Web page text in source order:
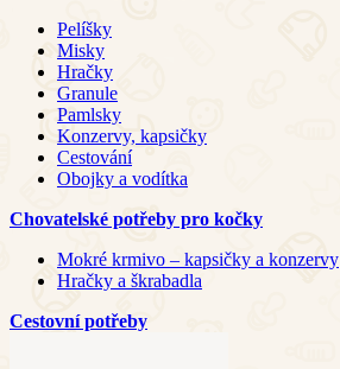
Pelíšky
Misky
Hračky
Granule
Pamlsky
Konzervy, kapsičky
Cestování
Obojky a vodítka
Chovatelské potřeby pro kočky
Mokré krmivo – kapsičky a konzervy
Hračky a škrabadla
Cestovní potřeby